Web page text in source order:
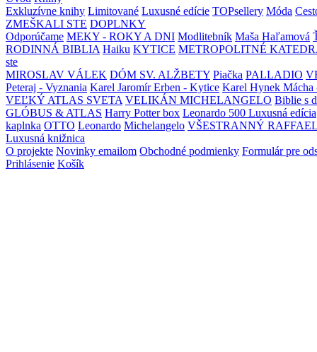
Exkluzívne knihy Limitované Luxusné edície TOPsellery Móda
ZMEŠKALI STE DOPLNKY
Odporúčame MEKY - ROKY A DNI Modlitebník Maša Haľamová
RODINNÁ BIBLIA Haiku KYTICE METROPOLITNÉ
ste
MIROSLAV VÁLEK DÓM SV. ALŽBETY Piačka PALLADIO
Peteraj - Vyznania Karel Jaromír Erben - Kytice Karel Hynek Mácha
VEĽKÝ ATLAS SVETA VELIKÁN MICHELANGELO Biblie s
GLÓBUS & ATLAS Harry Potter box Leonardo 500 Luxusná edícia
kaplnka OTTO Leonardo Michelangelo VŠESTRANNÝ
Luxusná knižnica
O projekte Novinky emailom Obchodné podmienky Formulár pre
Prihlásenie Košík